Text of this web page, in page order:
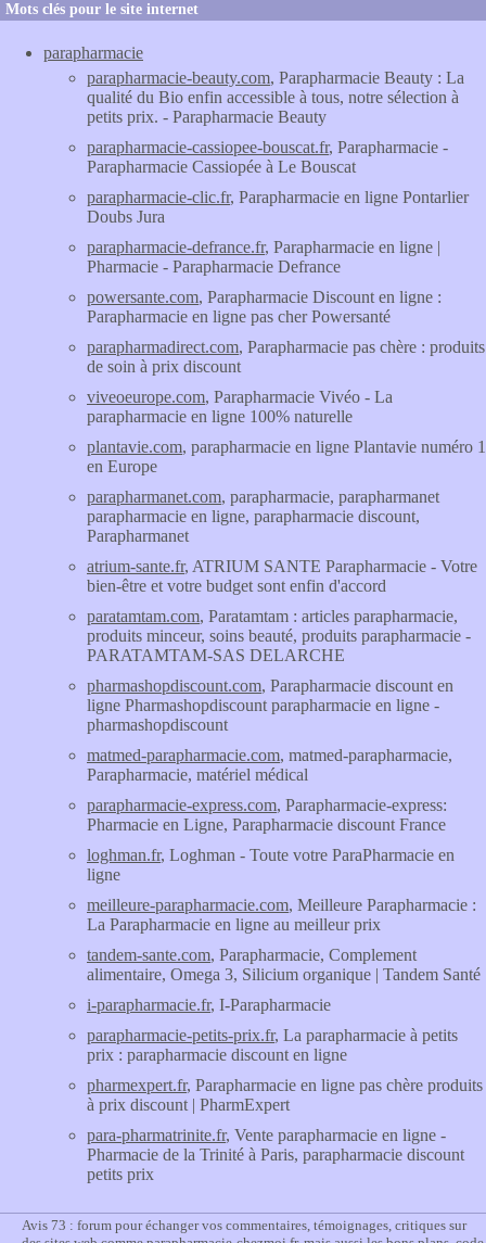
Mots clés pour le site internet
parapharmacie
parapharmacie-beauty.com, Parapharmacie Beauty : La
qualité du Bio enfin accessible à tous, notre sélection à
petits prix. - Parapharmacie Beauty
parapharmacie-cassiopee-bouscat.fr, Parapharmacie -
Parapharmacie Cassiopée à Le Bouscat
parapharmacie-clic.fr, Parapharmacie en ligne Pontarlier
Doubs Jura
parapharmacie-defrance.fr, Parapharmacie en ligne |
Pharmacie - Parapharmacie Defrance
powersante.com, Parapharmacie Discount en ligne :
Parapharmacie en ligne pas cher Powersanté
parapharmadirect.com, Parapharmacie pas chère : produits
de soin à prix discount
viveoeurope.com, Parapharmacie Vivéo - La
parapharmacie en ligne 100% naturelle
plantavie.com, parapharmacie en ligne Plantavie numéro 1
en Europe
parapharmanet.com, parapharmacie, parapharmanet
parapharmacie en ligne, parapharmacie discount,
Parapharmanet
atrium-sante.fr, ATRIUM SANTE Parapharmacie - Votre
bien-être et votre budget sont enfin d'accord
paratamtam.com, Paratamtam : articles parapharmacie,
produits minceur, soins beauté, produits parapharmacie -
PARATAMTAM-SAS DELARCHE
pharmashopdiscount.com, Parapharmacie discount en
ligne Pharmashopdiscount parapharmacie en ligne -
pharmashopdiscount
matmed-parapharmacie.com, matmed-parapharmacie,
Parapharmacie, matériel médical
parapharmacie-express.com, Parapharmacie-express:
Pharmacie en Ligne, Parapharmacie discount France
loghman.fr, Loghman - Toute votre ParaPharmacie en
ligne
meilleure-parapharmacie.com, Meilleure Parapharmacie :
La Parapharmacie en ligne au meilleur prix
tandem-sante.com, Parapharmacie, Complement
alimentaire, Omega 3, Silicium organique | Tandem Santé
i-parapharmacie.fr, I-Parapharmacie
parapharmacie-petits-prix.fr, La parapharmacie à petits
prix : parapharmacie discount en ligne
pharmexpert.fr, Parapharmacie en ligne pas chère produits
à prix discount | PharmExpert
para-pharmatrinite.fr, Vente parapharmacie en ligne -
Pharmacie de la Trinité à Paris, parapharmacie discount
petits prix
Avis 73 : forum pour échanger vos commentaires, témoignages, critiques sur